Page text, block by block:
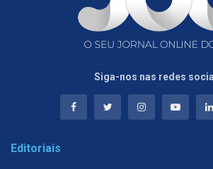
Siga-nos nas redes
Editoriais